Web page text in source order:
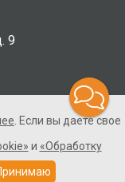
9
защищены. Не
. Если вы даете свое
и «Обработку